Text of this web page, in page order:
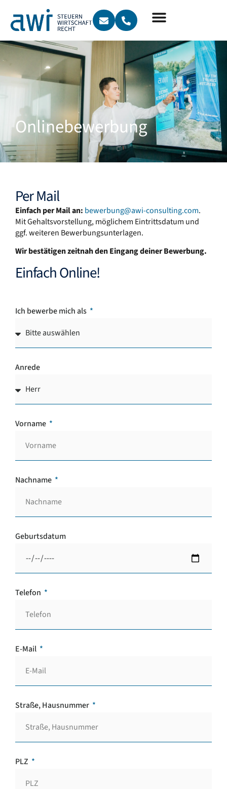
Online­bewerbung
Per Mail
Einfach per Mail an: bewerbung@awi-consulting.com.
Mit Gehaltsvorstellung, möglichem Eintrittsdatum und
ggf. weiteren Bewerbungsunterlagen.
Wir bestätigen zeitnah den Eingang deiner Bewerbung.
Einfach Online!
Ich bewerbe mich als
Anrede
Vorname
Nachname
Geburtsdatum
Telefon
E-Mail
Straße, Hausnummer
PLZ